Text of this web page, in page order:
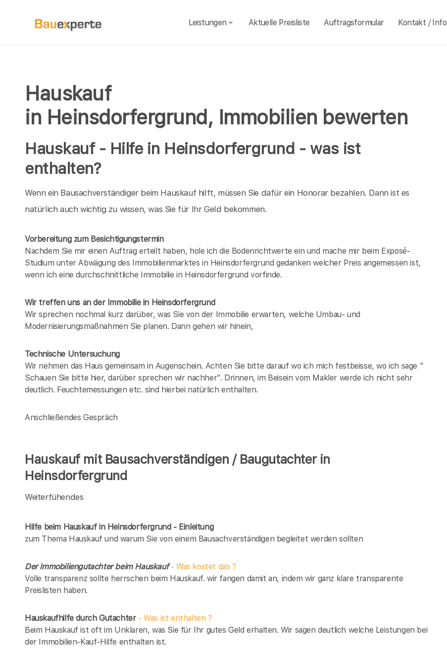
Leistungen Aktuelle Preisliste Auftragsformular Kontakt / Info
Hauskauf
in Heinsdorfergrund, Immobilien bewerten
Hauskauf - Hilfe in Heinsdorfergrund - was ist
enthalten?
Wenn ein Bausachverständiger beim Hauskauf hilft, müssen Sie dafür ein Honorar bezahlen. Dann ist es
natürlich auch wichtig zu wissen, was Sie für Ihr Geld bekommen.
Vorbereitung zum Besichtigungstermin
Nachdem Sie mir einen Auftrag erteilt haben, hole ich die Bodenrichtwerte ein und mache mir beim Exposé-
Studium unter Abwägung des Immobilienmarktes in Heinsdorfergrund gedanken welcher Preis angemessen ist,
wenn ich eine durchschnittliche Immobilie in Heinsdorfergrund vorfinde.
Wir treffen uns an der Immobilie in Heinsdorfergrund
Wir sprechen nochmal kurz darüber, was Sie von der Immobilie erwarten, welche Umbau- und
Modernisierungsmaßnahmen Sie planen. Dann gehen wir hinein,
Technische Untersuchung
Wir nehmen das Haus gemeinsam in Augenschein. Achten Sie bitte darauf wo ich mich festbeisse, wo ich sage "
Schauen Sie bitte hier, darüber sprechen wir nachher". Drinnen, im Beisein vom Makler werde ich nicht sehr
deutlich. Feuchtemessungen etc. sind hierbei natürlich enthalten.
Anschließendes Gespräch
Hauskauf mit Bausachverständigen / Baugutachter in
Heinsdorfergrund
Weiterfühendes
Hilfe beim Hauskauf in Heinsdorfergrund - Einleitung
zum Thema Hauskauf und warum Sie von einem Bausachverständigen begleitet werden sollten
Der Immobiliengutachter beim Hauskauf- Was kostet das ?
Volle transparenz sollte herrschen beim Hauskauf. wir fangen damit an, indem wir ganz klare transparente
Preislisten haben.
Hauskaufhilfe durch Gutachter- Was ist enthalten ?
Beim Hauskauf ist oft im Unklaren, was Sie für Ihr gutes Geld erhalten. Wir sagen deutlich welche Leistungen bei
der Immobilien-Kauf-Hilfe enthalten ist.